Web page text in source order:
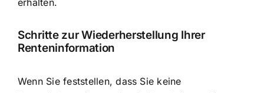
Schritte zur Wiederherstellung Ihrer
Renteninformation
Wenn Sie feststellen, dass Sie keine